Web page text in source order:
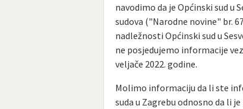
navodimo da je Općinski sud u
sudova ("Narodne novine" br.
nadležnosti Općinski sud u
ne posjedujemo informacije
veljače 2022. godine.
Molimo informaciju da li ste
suda u Zagrebu odnosno da li